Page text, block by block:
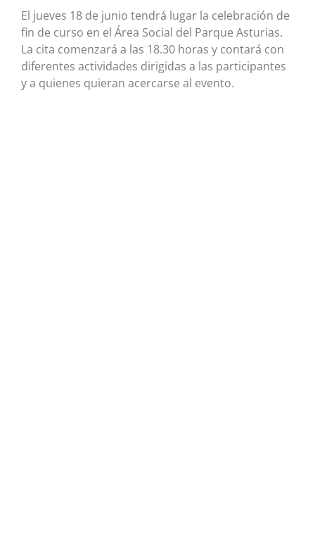
El jueves 18 de junio tendrá lugar la celebración de
fin de curso en el Área Social del Parque Asturias.
La cita comenzará a las 18.30 horas y contará con
diferentes actividades dirigidas a las participantes
y a quienes quieran acercarse al evento.